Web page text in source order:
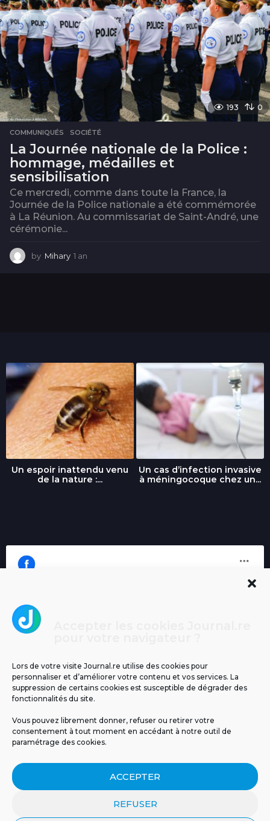
Lors de votre visite Journal.re utilise des cookies pour
personnaliser et d’améliorer votre contenu et vos services. La
suppression de certains cookies est susceptible de dégrader des
fonctionnalités du site.
Vous pouvez librement donner, refuser ou retirer votre
consentement à tout moment en accédant à notre outil de
paramétrage des cookies.
ACCEPTER
REFUSER
193 0
COMMUNIQUÉS ,SOCIÉTÉ
La Journée nationale de la Police :
hommage, médailles et
sensibilisation
Ce mercredi, comme dans toute la France, la
Journée de la Police nationale a été commémorée
à La Réunion. Au commissariat de Saint-André, une
cérémonie...
by Mihary 1 an
Un espoir inattendu venu
de la nature :...
Un cas d’infection invasive
à méningocoque chez un...
MENTIONS LÉGALES PUBLICITÉ
BLOG
NOS ÉMISSIONS
POLITIQUE DE CONFIDENTIALITÉ
CONTACT